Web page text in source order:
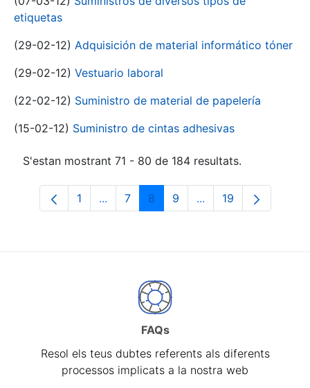
etiquetas
(29-02-12) Adquisición de material informático tóner
(29-02-12) Vestuario laboral
(22-02-12) Suministro de material de papelería
(15-02-12) Suministro de cintas adhesivas
S'estan mostrant 71 - 80 de 184 resultats.
Pàgina
1 ...Pàgines intermèdies Utilitzeu TAB per
Pàgina
7 Pàgina
8 Pàgina
9 ...PàginesPàgina
19
FAQs
Resol els teus dubtes referents als diferents
processos implicats a la nostra web